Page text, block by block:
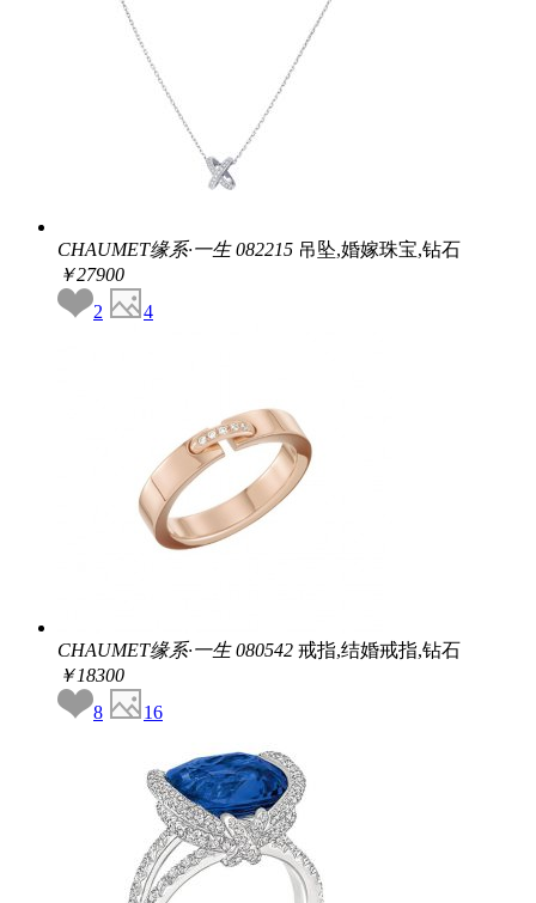
CHAUMET缘系·一生 082215 吊坠,婚嫁珠宝,钻石
￥27900
2
4
CHAUMET缘系·一生 080542 戒指,结婚戒指,钻石
￥18300
8
16